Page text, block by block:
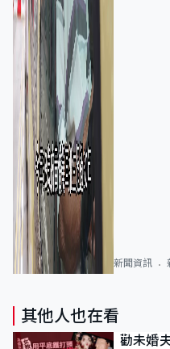
新聞資訊
其他人也在看
勸未婚